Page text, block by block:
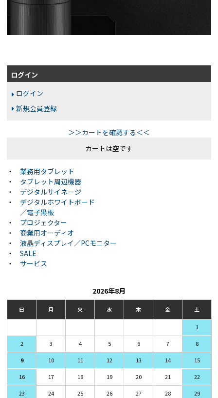
ログイン
ログイン
新規会員登録
＞＞カートを確認する＜＜
カートは空です
・
業務用タブレット
・
タブレット周辺機器
・
デジタルサイネージ
・
デジタルホワイトボード
／電子黒板
・
プロジェクター
・
商業用オーディオ
・
液晶ディスプレイ／PCモニター
・
SALE
・
サービス
2026年8月
日 月 火 水 木 金 土
1
2 3 4 5 6 7 8
9 10 11 12 13 14 15
16 17 18 19 20 21 22
23 24 25 26 27 28 29